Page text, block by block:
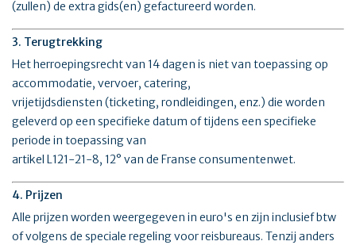
(zullen) de extra gids(en) gefactureerd worden.
3. Terugtrekking
Het herroepingsrecht van 14 dagen is niet van toepassing op
accommodatie, vervoer, catering,
vrijetijdsdiensten (ticketing, rondleidingen, enz.) die worden
geleverd op een specifieke datum of tijdens een specifieke
periode in toepassing van
artikel L121-21-8, 12° van de Franse consumentenwet.
4. Prijzen
Alle prijzen worden weergegeven in euro's en zijn inclusief btw
of volgens de speciale regeling voor reisbureaus. Tenzij anders